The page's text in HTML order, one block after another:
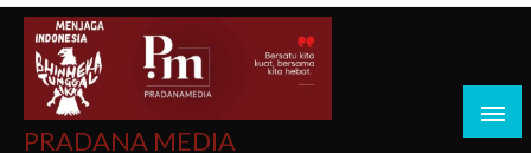
PRADANA MEDIA